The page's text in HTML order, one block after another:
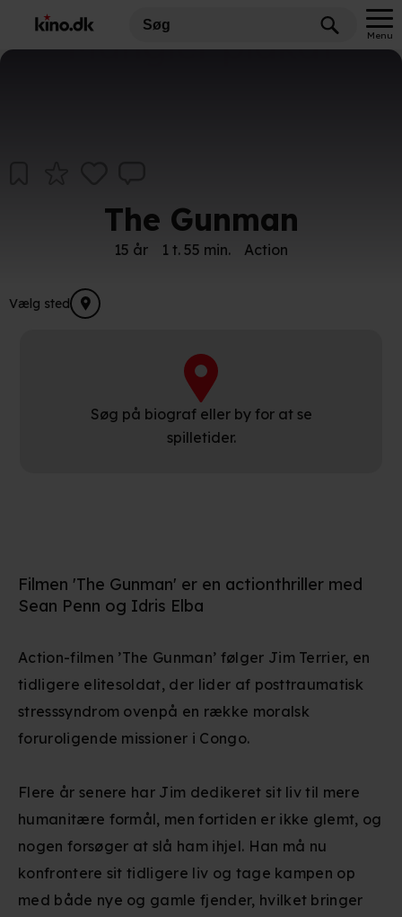
Menu
Mangler plakat
The Gunman
15 år 1 t. 55 min. Action
Vælg sted
Søg på biograf eller by for at se
spilletider.
Filmen 'The Gunman' er en actionthriller med
Sean Penn og Idris Elba
Action-filmen ’The Gunman’ følger Jim Terrier, en
tidligere elitesoldat, der lider af posttraumatisk
stresssyndrom ovenpå en række moralsk
foruroligende missioner i Congo.
Flere år senere har Jim dedikeret sit liv til mere
humanitære formål, men fortiden er ikke glemt, og
nogen forsøger at slå ham ihjel. Han må nu
konfrontere sit tidligere liv og tage kampen op
med både nye og gamle fjender, hvilket bringer